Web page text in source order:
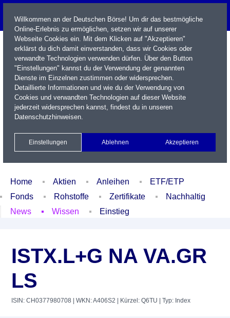
Name / WKN / ISIN / Kürzel
Xetra Realtime
Watchlist Portfolio Login
Home Aktien Anleihen
ETF/ETP
Fonds
Rohstoffe Zertifikate
Nachhaltig
News
Wissen Einstieg
ISTX.L+G NA VA.GR
LS
ISIN: CH0377980708 | WKN: A406S2 | Kürzel: Q6TU | Typ: Index
Willkommen an der Deutschen Börse! Um dir das bestmögliche
Online-Erlebnis zu ermöglichen, setzen wir auf unserer
Webseite Cookies ein. Mit dem Klicken auf "Akzeptieren"
erklärst du dich damit einverstanden, dass wir Cookies oder
verwandte Technologien verwenden dürfen. Über den Button
"Einstellungen" kannst du der Verwendung der genannten
Dienste im Einzelnen zustimmen oder widersprechen.
Detaillierte Informationen und wie du der Verwendung von
Cookies und verwandten Technologien auf dieser Website
jederzeit widersprechen kannst, findest du in unseren
Datenschutzhinweisen.
Einstellungen Ablehnen Akzeptieren